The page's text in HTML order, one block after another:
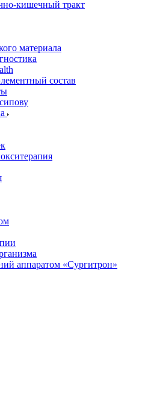
кишечный тракт
материала
состав
аппаратом «Сургитрон»‎